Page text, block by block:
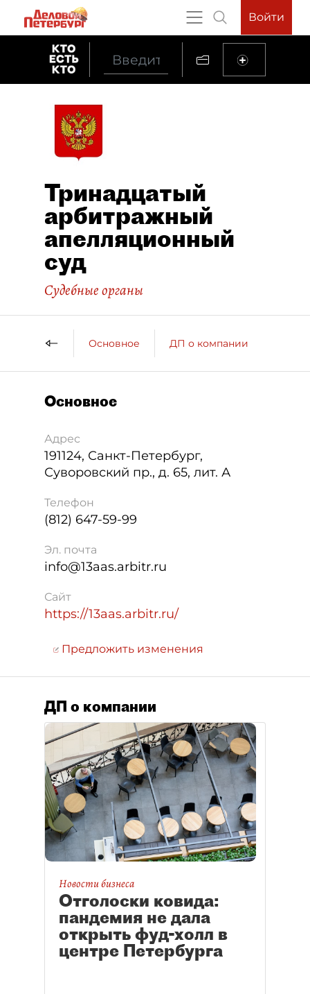
Войти
Тринадцатый
арбитражный
апелляционный
суд
Судебные органы
Основное ДП о компании
Основное
Адрес
191124, Санкт-Петербург,
Суворовский пр., д. 65, лит. А
Телефон
(812) 647-59-99
Эл. почта
info@13aas.arbitr.ru
Сайт
https://13aas.arbitr.ru/
Предложить изменения
ДП о компании
Новости бизнеса
Отголоски ковида:
пандемия не дала
открыть фуд-холл в
центре Петербурга